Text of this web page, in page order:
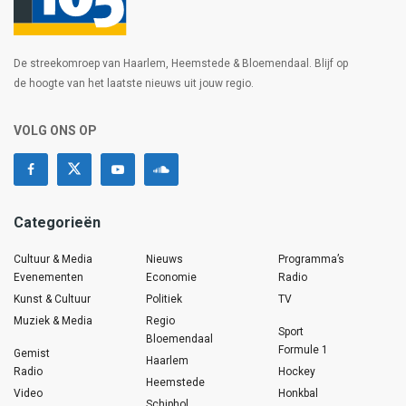
De streekomroep van Haarlem, Heemstede & Bloemendaal. Blijf op
de hoogte van het laatste nieuws uit jouw regio.
VOLG ONS OP
Categorieën
Cultuur & Media
Evenementen
Kunst & Cultuur
Muziek & Media
Gemist
Radio
Video
Nieuws
Economie
Politiek
Regio
Bloemendaal
Haarlem
Heemstede
Programma’s
Radio
TV
Sport
Formule 1
Hockey
Honkbal